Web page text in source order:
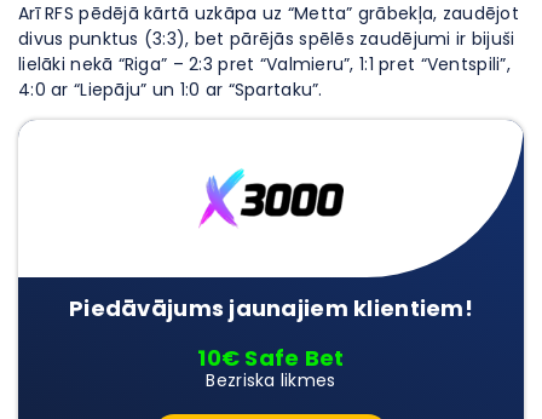
Arī RFS pēdējā kārtā uzkāpa uz “Metta” grābekļa, zaudējot
divus punktus (3:3), bet pārējās spēlēs zaudējumi ir bijuši
lielāki nekā “Riga” – 2:3 pret “Valmieru”, 1:1 pret “Ventspili”,
4:0 ar “Liepāju” un 1:0 ar “Spartaku”.
Piedāvājums jaunajiem klientiem!
10€ Safe Bet
Bezriska likmes